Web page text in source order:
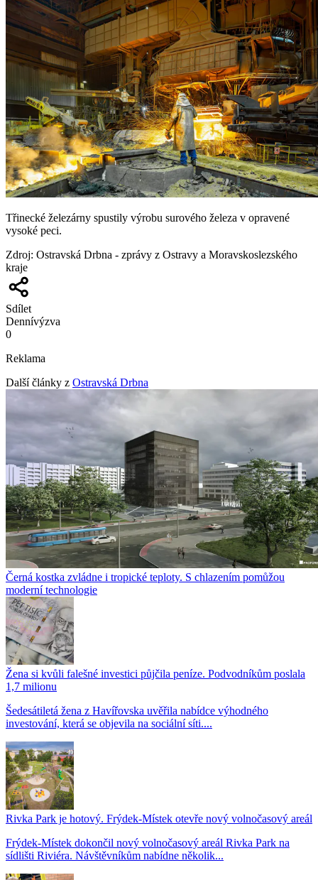
Třinecké železárny spustily výrobu surového železa v opravené
vysoké peci.
Zdroj: Ostravská Drbna - zprávy z Ostravy a Moravskoslezského
kraje
Sdílet
Dennívýzva
0
Reklama
Další články z Ostravská Drbna
Černá kostka zvládne i tropické teploty. S chlazením pomůžou
moderní technologie
Žena si kvůli falešné investici půjčila peníze. Podvodníkům poslala
1,7 milionu
Šedesátiletá žena z Havířovska uvěřila nabídce výhodného
investování, která se objevila na sociální síti....
Rivka Park je hotový. Frýdek-Místek otevře nový volnočasový areál
Frýdek-Místek dokončil nový volnočasový areál Rivka Park na
sídlišti Riviéra. Návštěvníkům nabídne několik...